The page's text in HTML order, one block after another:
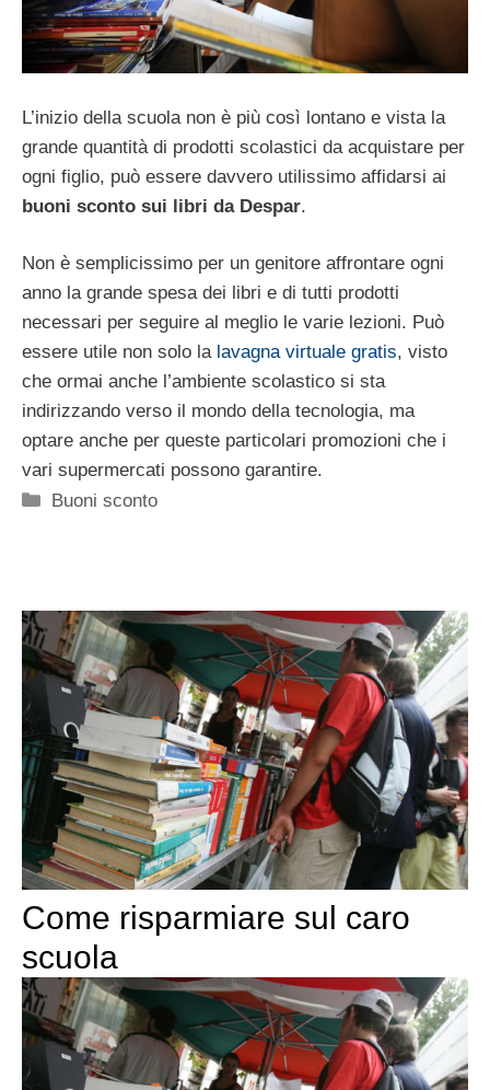
L’inizio della scuola non è più così lontano e vista la
grande quantità di prodotti scolastici da acquistare per
ogni figlio, può essere davvero utilissimo affidarsi ai
buoni sconto sui libri da Despar.
Non è semplicissimo per un genitore affrontare ogni
anno la grande spesa dei libri e di tutti prodotti
necessari per seguire al meglio le varie lezioni. Può
essere utile non solo la lavagna virtuale gratis, visto
che ormai anche l’ambiente scolastico si sta
indirizzando verso il mondo della tecnologia, ma
optare anche per queste particolari promozioni che i
vari supermercati possono garantire.
Categorie
Buoni sconto
Come risparmiare sul caro
scuola